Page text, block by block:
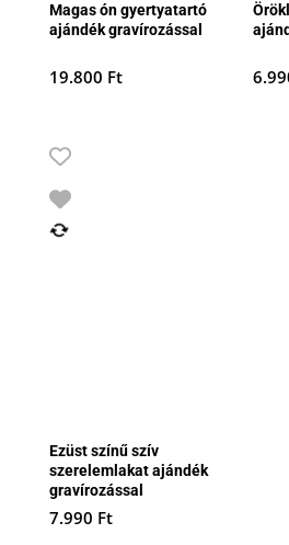
Magas ón gyertyatartó
ajándék gravírozással
19.800 Ft
Ezüst színű szív
szerelemlakat ajándék
gravírozással
7.990 Ft